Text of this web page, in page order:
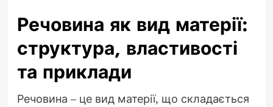
Речовина як вид матерії:
структура, властивості
та приклади
Речовина – це вид матерії, що складається